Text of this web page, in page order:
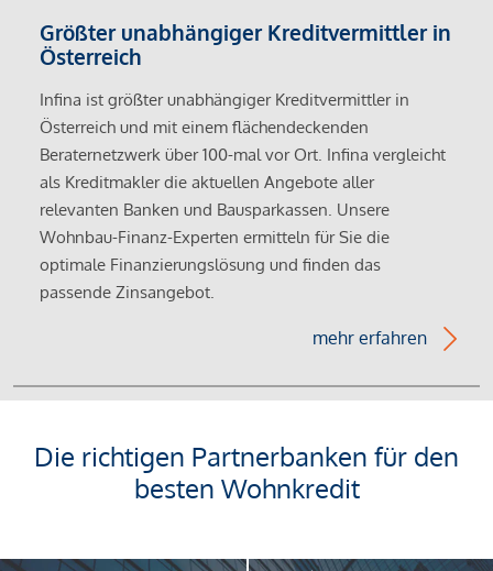
Größter unabhängiger Kreditvermittler in
Österreich
Infina ist größter unabhängiger Kreditvermittler in
Österreich und mit einem flächendeckenden
Beraternetzwerk über 100-mal vor Ort. Infina vergleicht
als Kreditmakler die aktuellen Angebote aller
relevanten Banken und Bausparkassen. Unsere
Wohnbau-Finanz-Experten ermitteln für Sie die
optimale Finanzierungslösung und finden das
passende Zinsangebot.
mehr erfahren
Die richtigen Partnerbanken für den
besten Wohnkredit